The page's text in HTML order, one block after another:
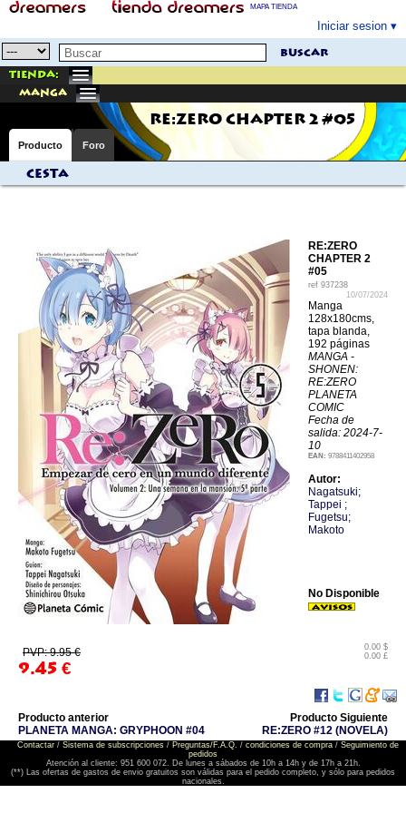
MAPA TIENDA
Iniciar sesion
buscar
Tienda:
manga
RE:ZERO CHAPTER 2 #05
Producto Foro
Cesta
RE:ZERO
CHAPTER 2
#05
ref 937238
10/07/2024
Manga
128x180cms,
tapa blanda,
192 páginas
MANGA -
SHONEN:
RE:ZERO
PLANETA
COMIC
Fecha de
salida: 2024-7-
10
EAN: 9788411402958
Autor:
Nagatsuki;
Tappei ;
Fugetsu;
Makoto
PVP: 9.95 €
9.45 €
0.00 $
0.00 £
No Disponible
Producto anterior
PLANETA MANGA: GRYPHOON #04
Producto Siguiente
RE:ZERO #12 (NOVELA)
Contactar/ Sistema de subscripciones/ Preguntas/F.A.Q. / condiciones de compra/ Seguimiento de
pedidos
Atención al cliente: 951 600 072. De lunes a sábados de 10h a 14h y de 17h a 21h.
(**) Las ofertas de gastos de envio gratuitos son válidas para el pedido completo, y sólo para pedidos
nacionales.